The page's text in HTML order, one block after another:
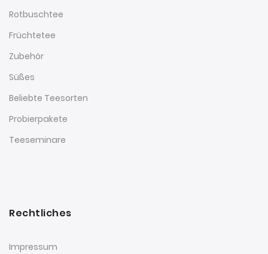
Rotbuschtee
Früchtetee
Zubehör
Süßes
Beliebte Teesorten
Probierpakete
Teeseminare
Rechtliches
Impressum